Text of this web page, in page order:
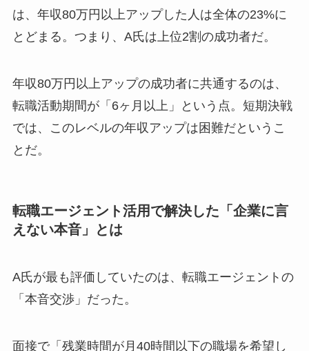
は、年収80万円以上アップした人は全体の23%に
とどまる。つまり、A氏は上位2割の成功者だ。
年収80万円以上アップの成功者に共通するのは、
転職活動期間が「6ヶ月以上」という点。短期決戦
では、このレベルの年収アップは困難だというこ
とだ。
転職エージェント活用で解決した「企業に言
えない本音」とは
A氏が最も評価していたのは、転職エージェントの
「本音交渉」だった。
面接で「残業時間が月40時間以下の職場を希望し